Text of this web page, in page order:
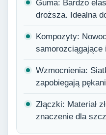
Guma: Bardzo
droższa. Idealna
Kompozyty:
samorozciągające
Wzmocnienia:
zapobiegają
Złączki: Materiał
znaczenie dla